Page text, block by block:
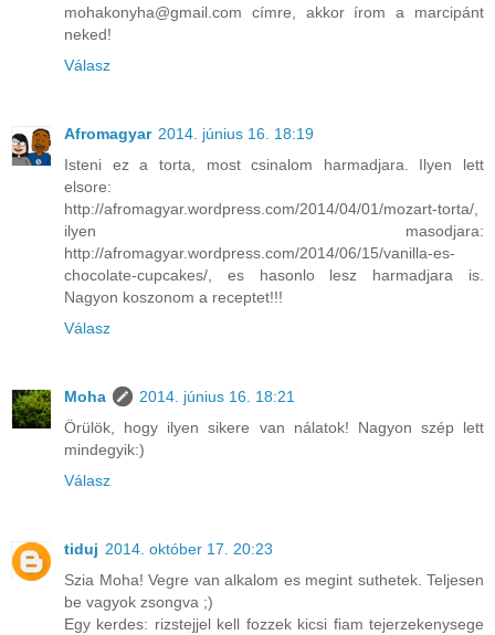
mohakonyha@gmail.com címre, akkor írom a marcipánt
neked!
Válasz
Afromagyar 2014. június 16. 18:19
Isteni ez a torta, most csinalom harmadjara. Ilyen lett
elsore:
http://afromagyar.wordpress.com/2014/04/01/mozart-torta/,
ilyen masodjara:
http://afromagyar.wordpress.com/2014/06/15/vanilla-es-
chocolate-cupcakes/, es hasonlo lesz harmadjara is.
Nagyon koszonom a receptet!!!
Válasz
Moha
2014. június 16. 18:21
Örülök, hogy ilyen sikere van nálatok! Nagyon szép lett
mindegyik:)
Válasz
tiduj 2014. október 17. 20:23
Szia Moha! Vegre van alkalom es megint suthetek. Teljesen
be vagyok zsongva ;)
Egy kerdes: rizstejjel kell fozzek kicsi fiam tejerzekenysege